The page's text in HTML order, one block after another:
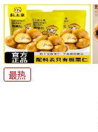
最热